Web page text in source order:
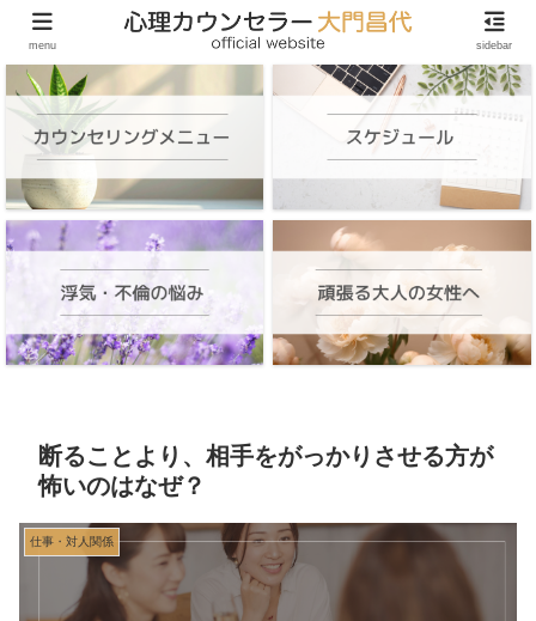
頑張る大人の女性のためのオンラインカウンセリング
断ることより、相手をがっかりさせる方が
怖いのはなぜ？
仕事・対人関係
menu sidebar